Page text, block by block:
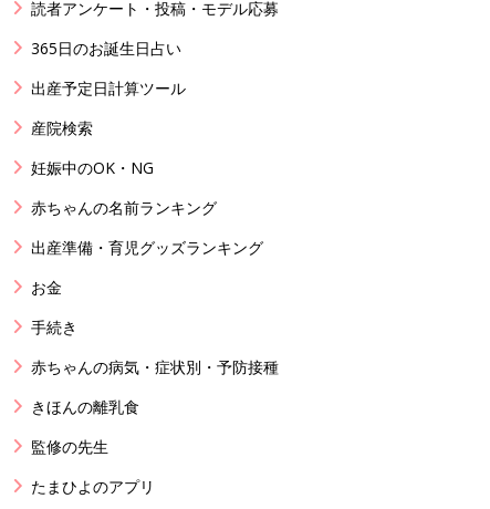
読者アンケート・投稿・モデル応募
365日のお誕生日占い
出産予定日計算ツール
産院検索
妊娠中のOK・NG
赤ちゃんの名前ランキング
出産準備・育児グッズランキング
お金
手続き
赤ちゃんの病気・症状別・予防接種
きほんの離乳食
監修の先生
たまひよのアプリ